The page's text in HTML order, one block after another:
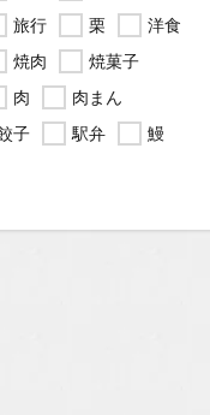
旅行 栗
洋食
焼肉
焼菓子
肉
肉まん
子 駅弁 鰻